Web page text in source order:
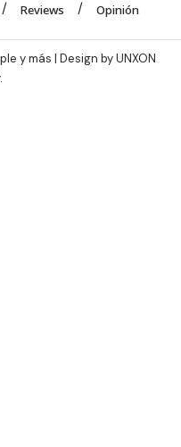
Reviews Opinión
y más | Design byUNXON
.